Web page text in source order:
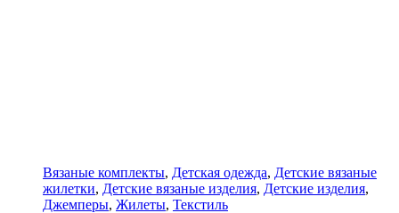
Вязаные комплекты, Детская одежда, Детские вязаные
жилетки, Детские вязаные изделия, Детские изделия,
Джемперы, Жилеты, Текстиль